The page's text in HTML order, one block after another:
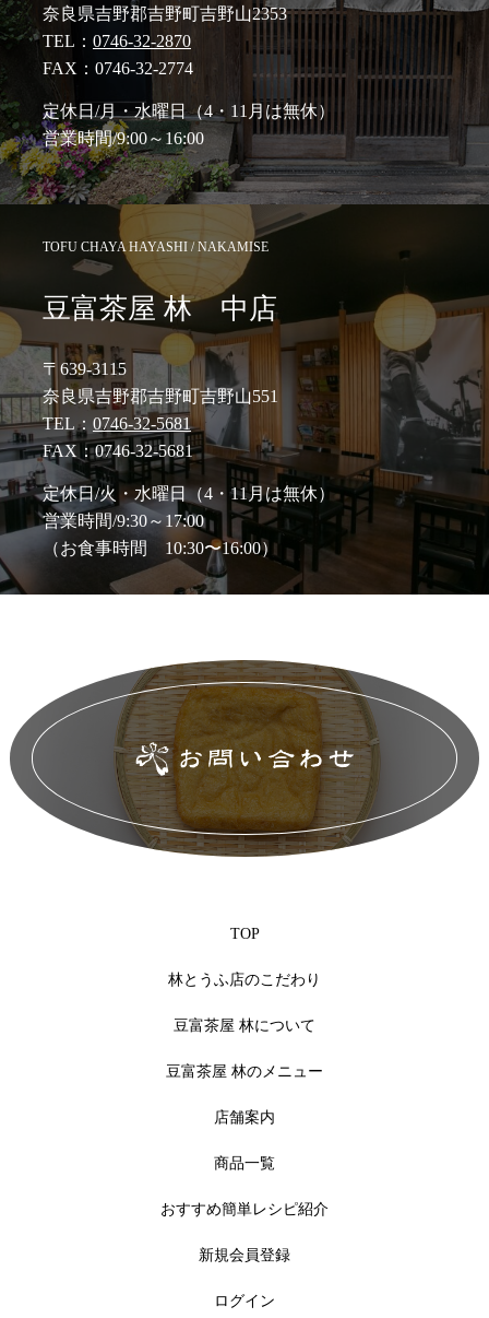
奈良県吉野郡吉野町吉野山2353
TEL： 0746-32-2870
FAX：0746-32-2774
定休日/月・水曜日（4・11月は無休）
営業時間/9:00～16:00
TOFU CHAYA HAYASHI / NAKAMISE
豆富茶屋 林 中店
〒639-3115
奈良県吉野郡吉野町吉野山551
TEL： 0746-32-5681
FAX：0746-32-5681
定休日/火・水曜日（4・11月は無休）
営業時間/9:30～17:00
（お食事時間 10:30〜16:00）
TOP
林とうふ店のこだわり
豆富茶屋 林について
豆富茶屋 林のメニュー
店舗案内
商品一覧
おすすめ簡単レシピ紹介
新規会員登録
ログイン